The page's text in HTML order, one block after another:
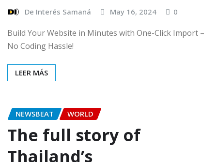
De Interés Samaná May 16, 2024 0
Build Your Website in Minutes with One-Click Import –
No Coding Hassle!
LEER MÁS
NEWSBEAT WORLD
The full story of
Thailand’s